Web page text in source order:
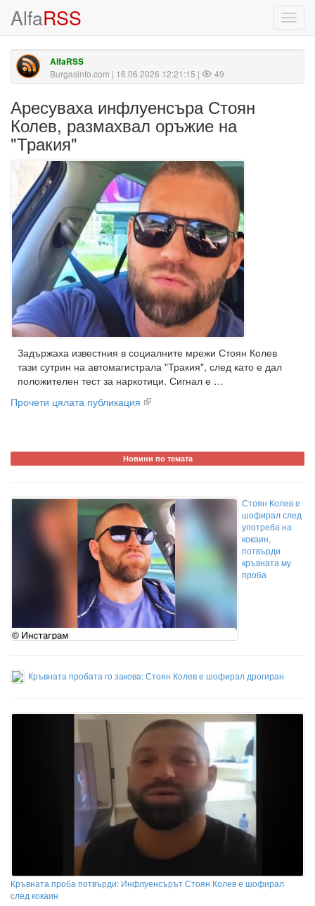
AlfaRSS
AlfaRSS
Burgasinfo.com | 16.06.2026 12:21:15 | 49
Аресуваха инфлуенсъра Стоян
Колев, размахвал оръжие на
"Тракия"
Задържаха известния в социалните мрежи Стоян Колев
тази сутрин на автомагистрала "Тракия", след като е дал
положителен тест за наркотици. Сигнал е …
Прочети цялата публикация
Новини по темата
Стоян Колев е
шофирал след
употреба на
кокаин,
потвърди
кръвната му
проба
Кръвната пробата го закова: Стоян Колев е шофирал дрогиран
Кръвната проба потвърди: Инфлуенсърът Стоян Колев е шофирал
след кокаин